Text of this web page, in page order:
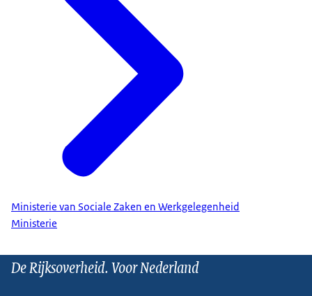
Ministerie van Sociale Zaken en Werkgelegenheid
Ministerie
De Rijksoverheid. Voor Nederland